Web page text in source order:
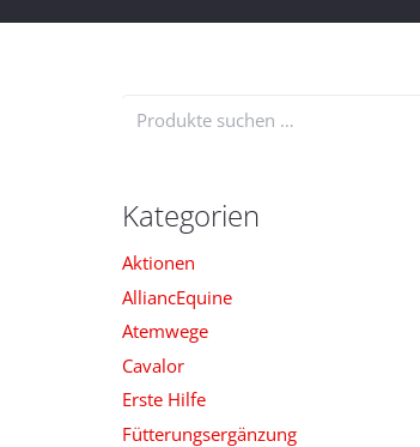
Suchen
Kategorien
Aktionen
AlliancEquine
Atemwege
Cavalor
Erste Hilfe
Fütterungsergänzung